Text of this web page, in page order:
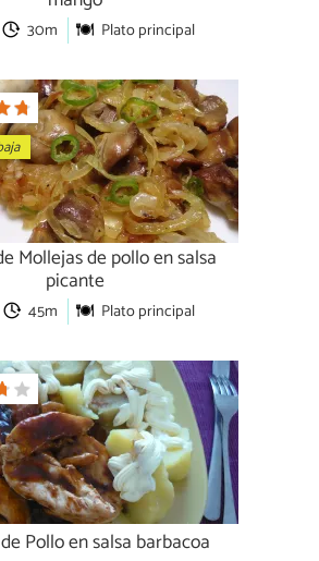
30m Plato principal
Mollejas de pollo en salsa
picante
45m Plato principal
Pollo en salsa barbacoa